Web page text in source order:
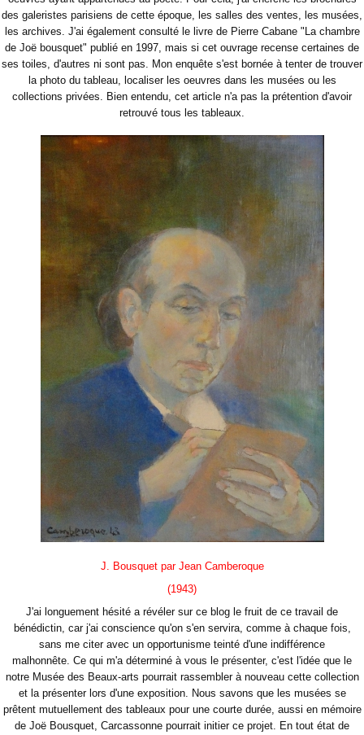
des galeristes parisiens de cette époque, les salles des ventes, les musées,
les archives. J'ai également consulté le livre de Pierre Cabane "La chambre
de Joë bousquet" publié en 1997, mais si cet ouvrage recense certaines de
ses toiles, d'autres ni sont pas. Mon enquête s'est bornée à tenter de trouver
la photo du tableau, localiser les oeuvres dans les musées ou les
collections privées. Bien entendu, cet article n'a pas la prétention d'avoir
retrouvé tous les tableaux.
J. Bousquet par Jean Camberoque
(1943)
J'ai longuement hésité a révéler sur ce blog le fruit de ce travail de
bénédictin, car j'ai conscience qu'on s'en servira, comme à chaque fois,
sans me citer avec un opportunisme teinté d'une indifférence
malhonnête. Ce qui m'a déterminé à vous le présenter, c'est l'idée que le
notre Musée des Beaux-arts pourrait rassembler à nouveau cette collection
et la présenter lors d'une exposition. Nous savons que les musées se
prêtent mutuellement des tableaux pour une courte durée, aussi en mémoire
de Joë Bousquet, Carcassonne pourrait initier ce projet. En tout état de